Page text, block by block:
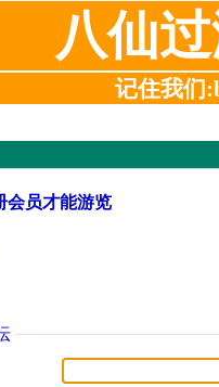
八仙
记住我们
会员才能游览